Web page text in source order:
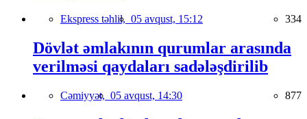
Ekspress təhlil, 05 avqust, 15:12 334
Dövlət əmlakının qurumlar arasında
verilməsi qaydaları sadələşdirilib
Cəmiyyət, 05 avqust, 14:30 877